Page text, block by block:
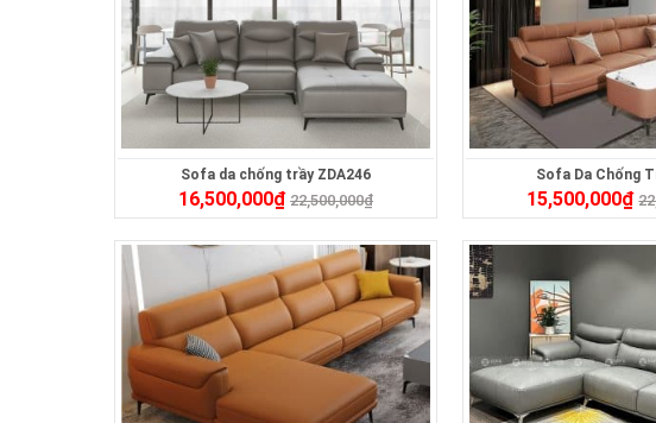
Sofa da chống trầy ZDA246
16,500,000₫ 22,500,000₫
Sofa Da Chống
15,500,000₫